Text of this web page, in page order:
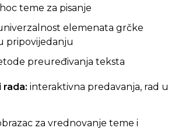
teme za pisanje
elemenata grčke
pripovijedanju
preuređivanja teksta
rada: interaktivna predavanja, rad u
za vrednovanje teme i